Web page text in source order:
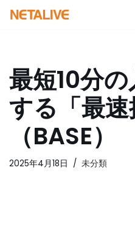
ン
ツ
へ
ス
プ
最短10分
する「最
（BASE）
2025年4月18日 未分類